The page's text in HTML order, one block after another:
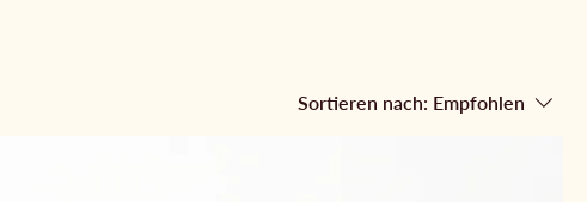
Sortieren nach: Empfohlen